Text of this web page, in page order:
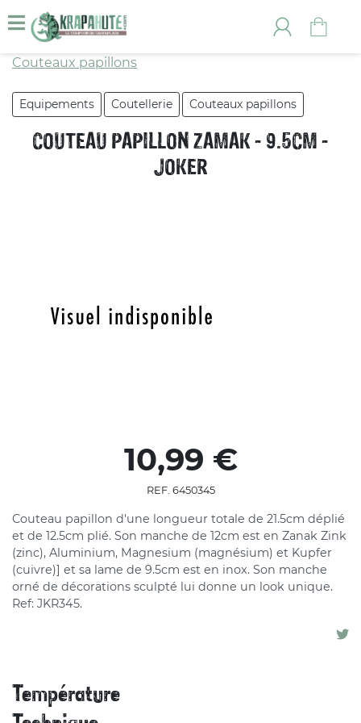
Equipements Coutellerie Couteaux papillons
COUTEAU PAPILLON ZAMAK - 9.5CM -
JOKER
Couteau papillon d'une longueur totale de 21.5cm déplié
et de 12.5cm plié. Son manche de 12cm est en Zanak Zink
(zinc), Aluminium, Magnesium (magnésium) et Kupfer
(cuivre)] et sa lame de 9.5cm est en inox. Son manche
orné de décorations sculpté lui donne un look unique.
Ref: JKR345.
Couteaux papillons
10,99 €
REF. 6450345
Température